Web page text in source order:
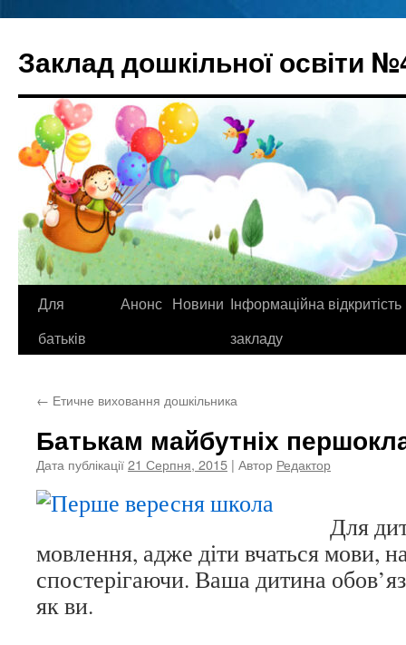
вмісту
Заклад дошкільної освіти
Для
батьків
Анонс Новини Інформаційна відкритість
закладу
← Етичне виховання дошкільника
Батькам майбутніх
Дата публікації21 Серпня, 2015 | Автор Редактор
Для
мовлення, адже діти вчаться мови,
спостерігаючи. Ваша дитина
як ви.